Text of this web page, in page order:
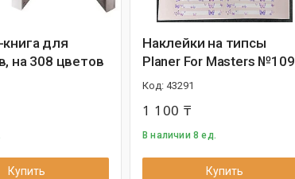
для
на 308 цветов
Купить
Наклейки на типсы
Planer For Masters №109
43291
1 100 ₸
В наличии 8 ед.
Купить